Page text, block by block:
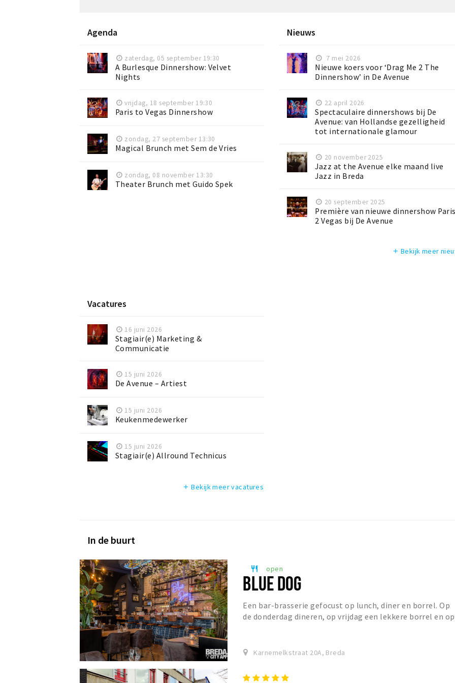
Agenda
zaterdag, 05 september 19:30
A Burlesque Dinnershow: Velvet
Nights
vrijdag, 18 september 19:30
Paris to Vegas Dinnershow
zondag, 27 september 13:30
Magical Brunch met Sem de Vries
zondag, 08 november 13:30
Theater Brunch met Guido Spek
Nieuws
7 mei 2026
Nieuwe koers voor ‘Drag Me 2 The
Dinnershow’ in De Avenue
22 april 2026
Spectaculaire dinnershows bij De
Avenue: van Hollandse gezelligheid
tot internationale glamour
20 november 2025
Jazz at the Avenue elke maand live
Jazz in Breda
20 september 2025
Première van nieuwe dinnershow
2 Vegas bij De Avenue
add Bekijk meer
Vacatures
16 juni 2026
Stagiair(e) Marketing &
Communicatie
15 juni 2026
De Avenue – Artiest
15 juni 2026
Keukenmedewerker
15 juni 2026
Stagiair(e) Allround Technicus
add Bekijk meer vacatures
In de buurt
restaurant open
BLUE DOG
Een bar-brasserie gefocust op lunch, diner en borrel. Op
de donderdag dineren, op vrijdag een lekkere borrel en op
Karnemelkstraat 20A, Breda